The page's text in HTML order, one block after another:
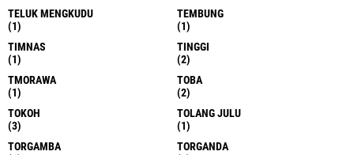
TELUK MENGKUDU
(1)
TEMBUNG
(1)
TIMNAS
(1)
TINGGI
(2)
TMORAWA
(1)
TOBA
(2)
TOKOH
(3)
TOLANG JULU
(1)
TORGAMBA
TORGANDA